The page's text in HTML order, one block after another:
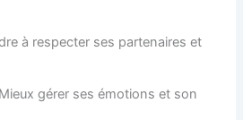
à respecter ses partenaires et
gérer ses émotions et son